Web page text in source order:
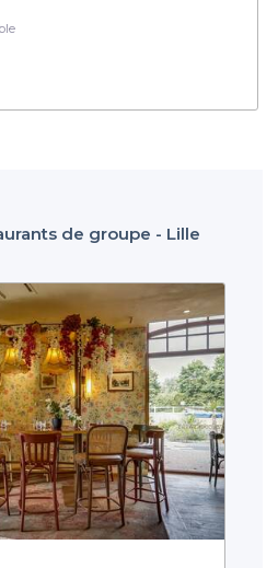
de groupe - Lille